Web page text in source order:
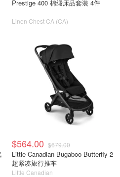
Prestige 400 棉缎床品套装 4件
Linen Chest CA (CA)
$564.00 $679.00
Little Canadian Bugaboo Butterfly 2
超紧凑旅行推车
Little Canadian